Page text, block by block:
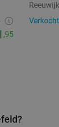
,95
Reeuwijk